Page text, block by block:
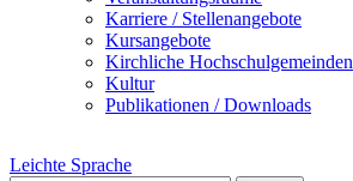
Karriere / Stellenangebote
Kursangebote
Kirchliche Hochschulgemeinden
Kultur
Publikationen / Downloads
Leichte Sprache